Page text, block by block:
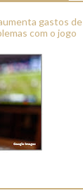
gastos de
com o jogo